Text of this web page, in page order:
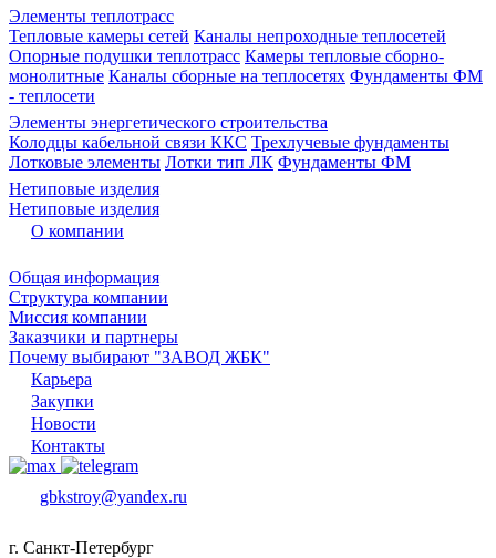
Элементы теплотрасс
Тепловые камеры сетей Каналы непроходные теплосетей
Опорные подушки теплотрасс Камеры тепловые сборно-
монолитные Каналы сборные на теплосетях Фундаменты ФМ
- теплосети
Элементы энергетического строительства
Колодцы кабельной связи ККС Трехлучевые фундаменты
Лотковые элементы Лотки тип ЛК Фундаменты ФМ
Нетиповые изделия
Нетиповые изделия
О компании
Общая информация
Структура компании
Миссия компании
Заказчики и партнеры
Почему выбирают "ЗАВОД ЖБК"
Карьера
Закупки
Новости
Контакты
gbkstroy@yandex.ru
г. Санкт-Петербург